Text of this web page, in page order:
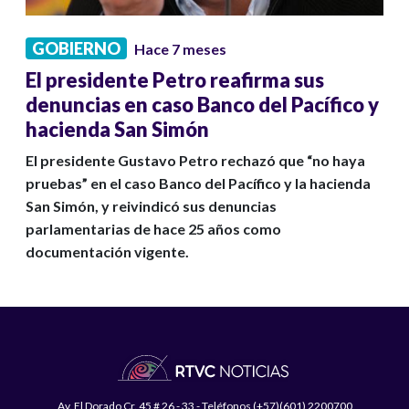
GOBIERNO Hace 7 meses
El presidente Petro reafirma sus
denuncias en caso Banco del Pacífico y
hacienda San Simón
El presidente Gustavo Petro rechazó que “no haya
pruebas” en el caso Banco del Pacífico y la hacienda
San Simón, y reivindicó sus denuncias
parlamentarias de hace 25 años como
documentación vigente.
Av. El Dorado Cr. 45 # 26 - 33 - Teléfonos (+57)(601) 2200700